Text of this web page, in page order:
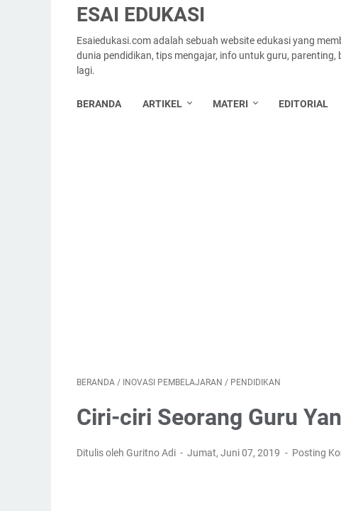
ESAI EDUKASI
Esaiedukasi.com adalah sebuah website edukasi yang
dunia pendidikan, tips mengajar, info untuk guru, parenting,
lagi.
BERANDA ARTIKEL MATERI EDITORIAL
BERANDA / INOVASI PEMBELAJARAN / PENDIDIKAN
Ciri-ciri Seorang Guru
Ditulis oleh Guritno Adi Jumat, Juni 07, 2019 Posting